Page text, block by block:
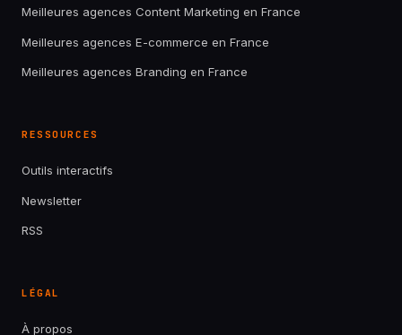
Meilleures agences Content Marketing en France
Meilleures agences E-commerce en France
Meilleures agences Branding en France
RESSOURCES
Outils interactifs
Newsletter
RSS
LÉGAL
À propos